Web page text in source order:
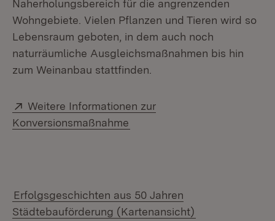
Naherholungsbereich für die angrenzenden
Wohngebiete. Vielen Pflanzen und Tieren wird so
Lebensraum geboten, in dem auch noch
naturräumliche Ausgleichsmaßnahmen bis hin
zum Weinanbau stattfinden.
Extern:
Weitere Informationen zur
Konversionsmaßnahme
Erfolgsgeschichten aus 50 Jahren
Städtebauförderung (Kartenansicht)